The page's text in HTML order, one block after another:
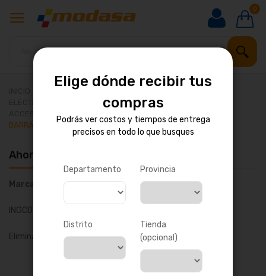
0
HERRAMIENTAS Y MAQUINARIA
ELÉCTRICAS E INALÁMBRICAS
ACCESORIOS DE HERRAMIENTAS ELÉCTRICAS
BARRAS Y EXTENSIONES
Ahora comprando por
Marca
INGCO
Eliminar todo
Elige dónde recibir tus
compras
Podrás ver costos y tiempos de entrega
precisos en todo lo que busques
Departamento Provincia
Distrito
Tienda
(opcional)